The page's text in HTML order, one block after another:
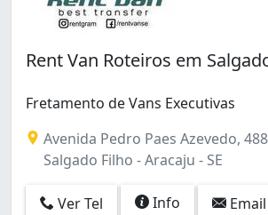
Rent Van Roteiros em
Fretamento de Vans Executivas
Avenida Pedro Paes Azevedo,
Salgado Filho - Aracaju - SE
Ver Tel Info Email